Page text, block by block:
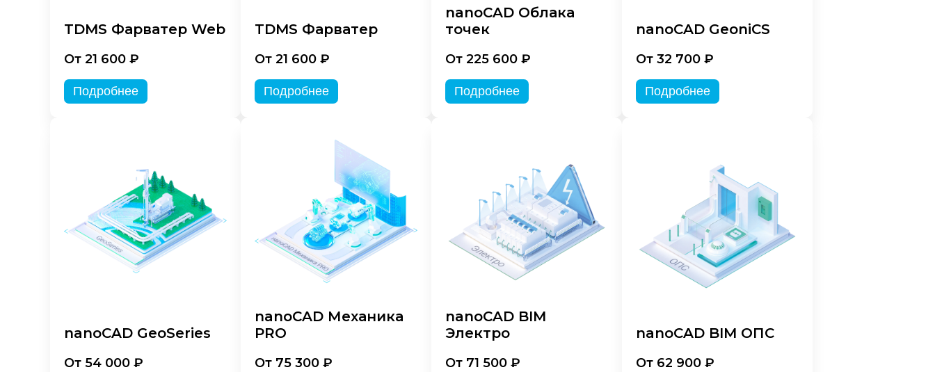
TDMS Фарватер Web
От 21 600 ₽
Подробнее
TDMS Фарватер
От 21 600 ₽
Подробнее
nanoCAD Облака
точек
От 225 600 ₽
Подробнее
nanoCAD GeoniCS
От 32 700 ₽
Подробнее
nanoCAD GeoSeries
От 54 000 ₽
nanoCAD Механика
PRO
От 75 300 ₽
nanoCAD BIM
Электро
От 71 500 ₽
nanoCAD BIM ОПС
От 62 900 ₽